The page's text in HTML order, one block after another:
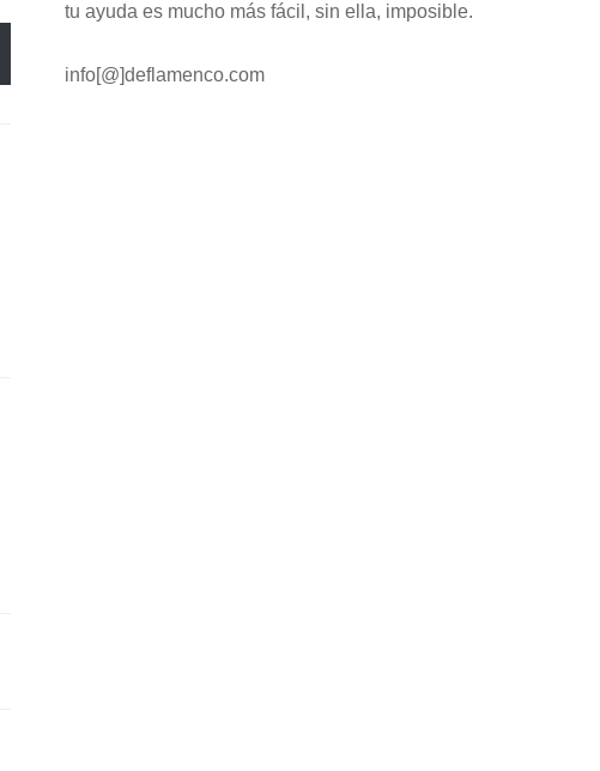
tu ayuda es mucho más fácil, sin ella, imposible.
info[@]deflamenco.com